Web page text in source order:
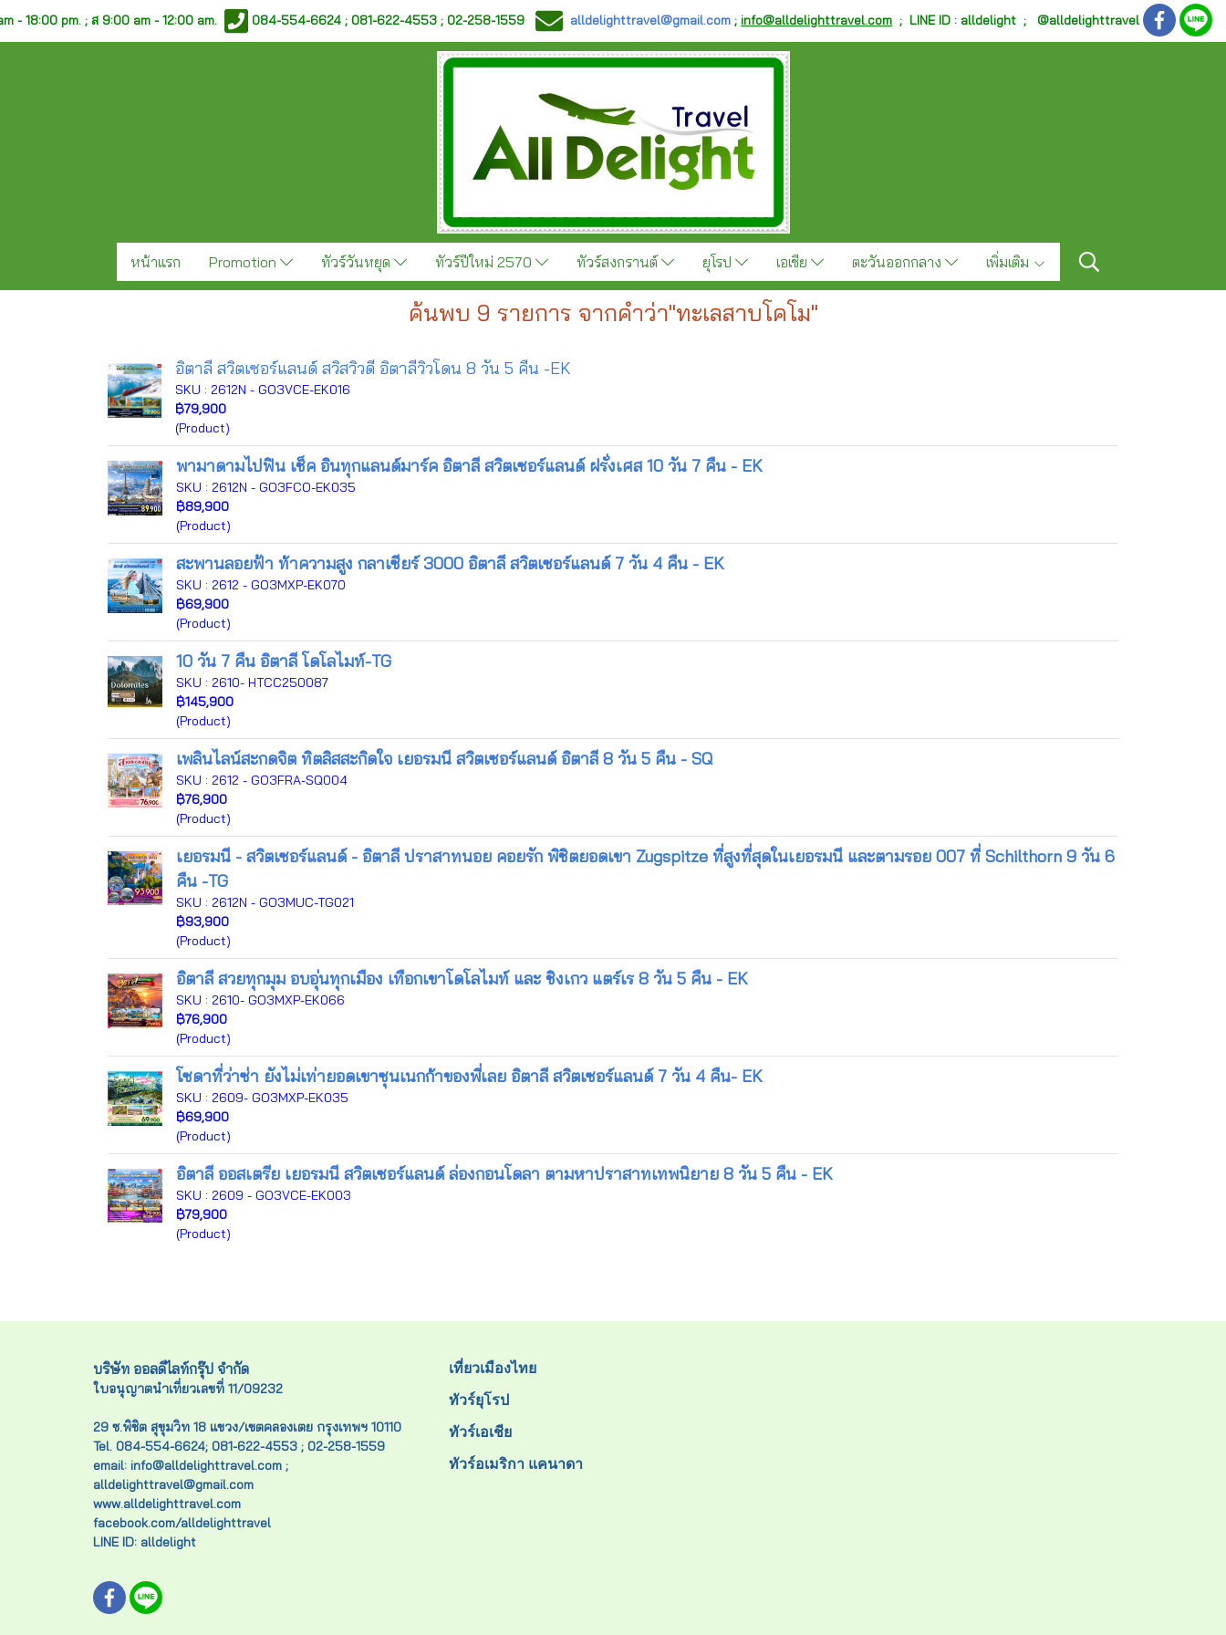
- 18:00 pm. ;ส 9:00 am - 12:00 am. 084-554-6624 ; 081-622-4553 ; 02-258-1559 alldelighttravel@gmail.com ; info@alldelighttravel.com ; LINE ID : alldelight ; @alldelighttravel
หน้าแรก Promotion ทัวร์วันหยุด ทัวร์ปีใหม่ 2570 ทัวร์สงกรานต์ ยุโรป เอเชีย ตะวันออกกลาง เพิ่มเติม
ค้นพบ 9 รายการ จากคำว่า"ทะเลสาบโคโม"
อิตาลี สวิตเซอร์แลนด์ สวิสวิวดี อิตาลีวิวโดน 8 วัน 5 คืน -EK
SKU : 2612N - GO3VCE-EK016
฿79,900
(Product)
พามาดามไปฟิน เช็ค อินทุกแลนด์มาร์ค อิตาลี สวิตเซอร์แลนด์ ฝรั่งเศส 10 วัน 7 คืน - EK
SKU : 2612N - GO3FCO-EK035
฿89,900
(Product)
สะพานลอยฟ้า ท้าความสูง กลาเซียร์ 3000 อิตาลี สวิตเซอร์แลนด์ 7 วัน 4 คืน - EK
SKU : 2612 - GO3MXP-EK070
฿69,900
(Product)
10 วัน 7 คืน อิตาลี โดโลไมท์-TG
SKU : 2610- HTCC250087
฿145,900
(Product)
เพลินไลน์สะกดจิต ทิตลิสสะกิดใจ เยอรมนี สวิตเซอร์แลนด์ อิตาลี 8 วัน 5 คืน - SQ
SKU : 2612 - GO3FRA-SQ004
฿76,900
(Product)
เยอรมนี - สวิตเซอร์แลนด์ - อิตาลี ปราสาทนอย คอยรัก พิชิตยอดเขา Zugspitze ที่สูงที่สุดในเยอรมนี และตามรอย 007 ที่ Schilthorn 9 วัน 6
คืน -TG
SKU : 2612N - GO3MUC-TG021
฿93,900
(Product)
อิตาลี สวยทุกมุม อบอุ่นทุกเมือง เทือกเขาโดโลไมท์ และ ชิงเกว แตร์เร 8 วัน 5 คืน - EK
SKU : 2610- GO3MXP-EK066
฿76,900
(Product)
โซดาที่ว่าซ่า ยังไม่เท่ายอดเขาซุนเนกก้าของพี่เลย อิตาลี สวิตเซอร์แลนด์ 7 วัน 4 คืน- EK
SKU : 2609- GO3MXP-EK035
฿69,900
(Product)
อิตาลี ออสเตรีย เยอรมนี สวิตเซอร์แลนด์ ล่องกอนโดลา ตามหาปราสาทเทพนิยาย 8 วัน 5 คืน - EK
SKU : 2609 - GO3VCE-EK003
฿79,900
(Product)
บริษัท ออลดีไลท์กรุ๊ป จำกัด
ใบอนุญาตนำเที่ยวเลขที่ 11/09232
29 ซ.พิชิต สุขุมวิท 18 แขวง/เขตคลองเตย กรุงเทพฯ 10110
Tel. 084-554-6624; 081-622-4553 ; 02-258-1559
email: info@alldelighttravel.com ;
alldelighttravel@gmail.com
www.alldelighttravel.com
facebook.com/alldelighttravel
LINE ID: alldelight
เที่ยวเมืองไทย
ทัวร์ยุโรป
ทัวร์เอเชีย
ทัวร์อเมริกา แคนาดา